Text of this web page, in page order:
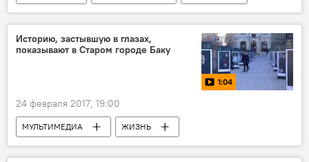
Новости мира
Россия
США
Дмитрий Верхотуров
война
Холодная война
Ядерные испытания
Историю, застывшую в глазах,
показывают в Старом городе Баку
1:04
24 февраля 2017, 19:00
МУЛЬТИМЕДИА
ЖИЗНЬ
Азербайджан
Видео Новости